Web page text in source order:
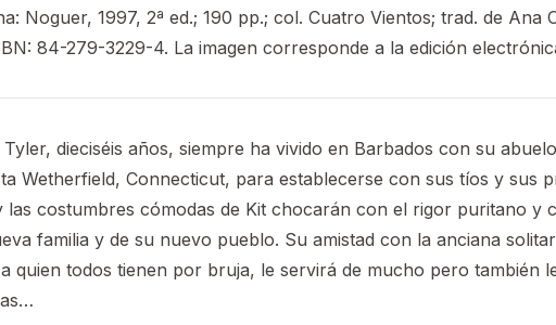
Noguer, 1997, 2ª ed.; 190 pp.; col. Cuatro Vientos; trad. de Ana
84-279-3229-4. La imagen corresponde a la edición
Tyler, dieciséis años, siempre ha vivido en Barbados con su
Wetherfield, Connecticut, para establecerse con sus tíos y sus
las costumbres cómodas de Kit chocarán con el rigor puritano y
familia y de su nuevo pueblo. Su amistad con la anciana
quien todos tienen por bruja, le servirá de mucho pero también